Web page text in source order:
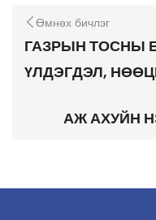
Өмнөх бичлэг
ГАЗРЫН ТОСНЫ
ҮЛДЭГДЭЛ,
АЖ АХУЙН